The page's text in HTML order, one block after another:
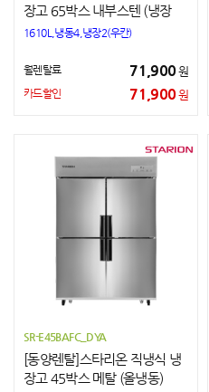
장고 65박스 내부스텐 (냉장
+냉동)
1610L,냉동4,냉장2(우칸)
월렌탈료 71,900원
카드할인 71,900원
SR-E45BAFC_DYA
[동양렌탈]스타리온 직냉식 냉
장고 45박스 메탈 (올냉동)